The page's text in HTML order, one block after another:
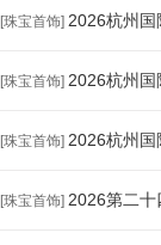
[珠宝首饰] 2026杭州国
[珠宝首饰] 2026杭州国
[珠宝首饰] 2026杭州国
[珠宝首饰] 2026第二十